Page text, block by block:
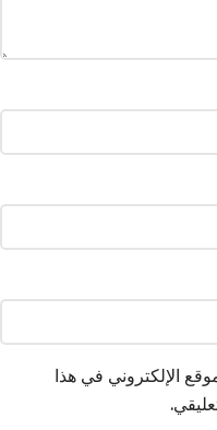
الإلكتروني في هذا